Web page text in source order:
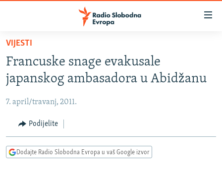
Pređite
glavni
sadržaj
Pređite
na
navigaciju
Pređite
na
BOSNA I HERCEGOVINA
SRBIJA
KOSOVO
CRNA GORA
VIDEO
PODCASTI
VIJESTI
Francuske snage evakusale
japanskog ambasadora u Abidžanu
7. april/travanj, 2011.
Podijelite
Dodajte Radio Slobodna Evropa u vaš Google izvor